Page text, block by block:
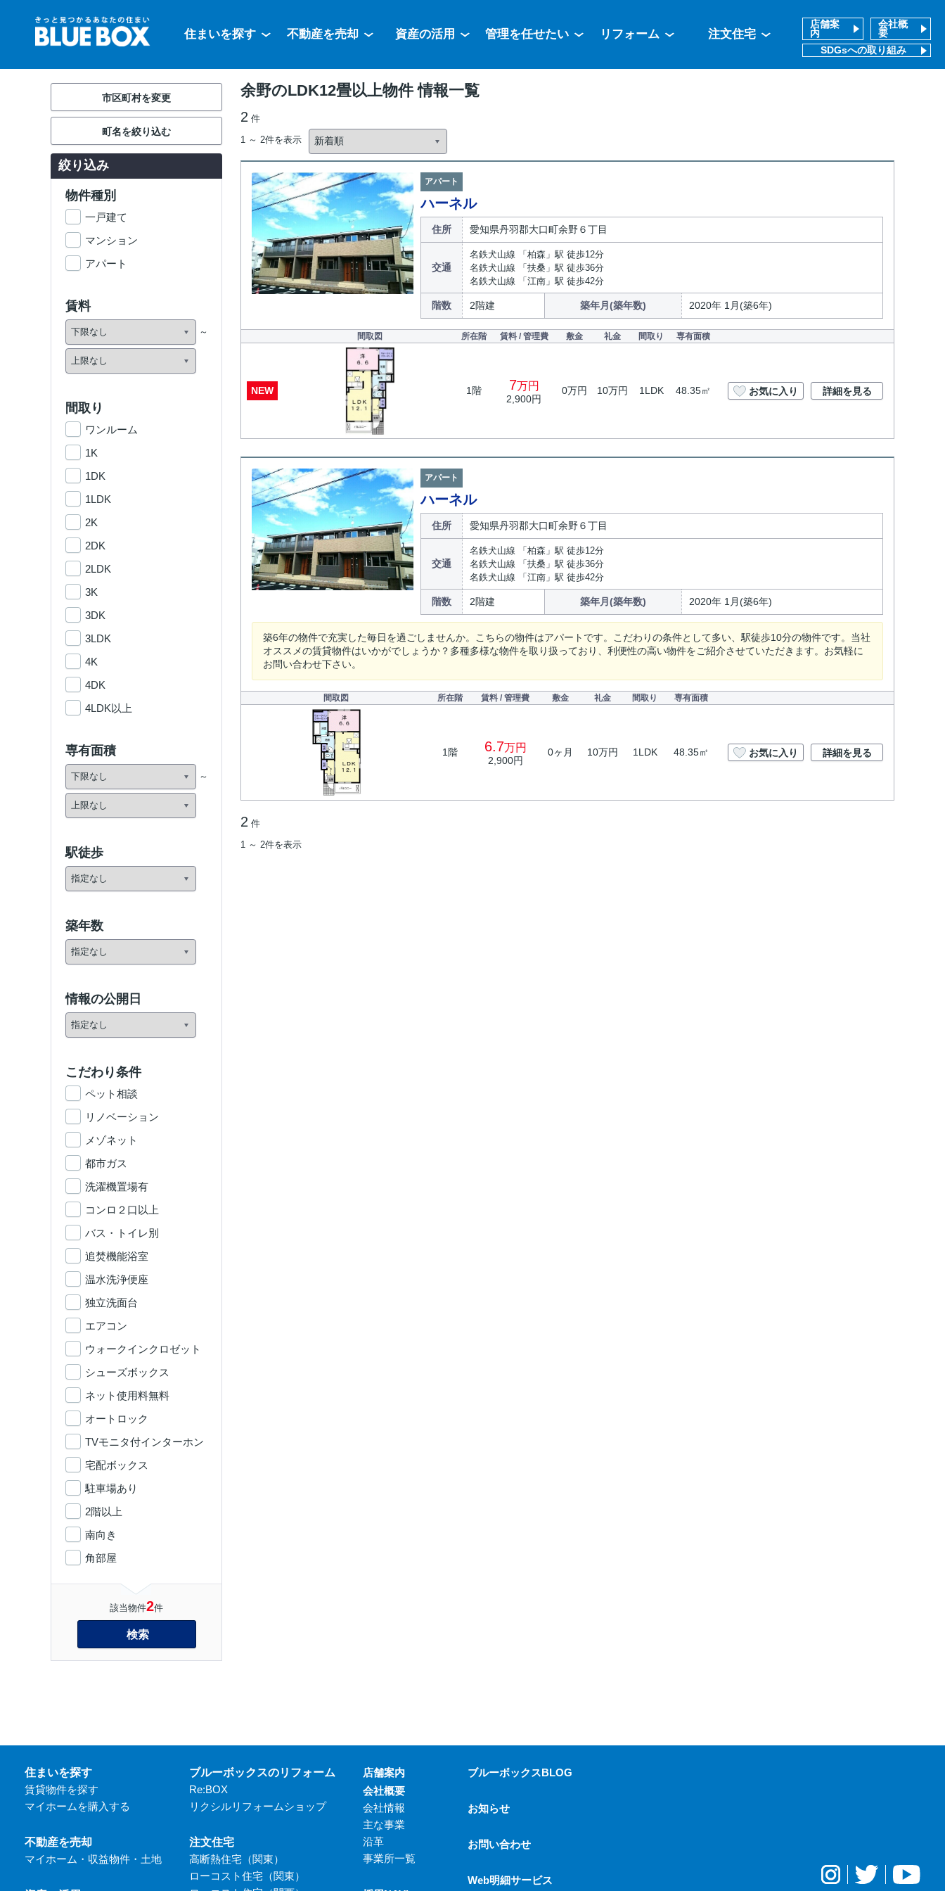
住まいを探す 不動産を売却 資産の活用 管理を任せたい リフォーム 注文住宅
店舗案
内
会社概
要
SDGsへの取り組み
余野のLDK12畳以上物件 情報一覧
2 件
1 ～ 2件を表示
アパート
ハーネル
住所 愛知県丹羽郡大口町余野６丁目
交通
名鉄犬山線 「柏森」駅 徒歩12分
名鉄犬山線 「扶桑」駅 徒歩36分
名鉄犬山線 「江南」駅 徒歩42分
階数 2階建 築年月(築年数) 2020年 1月(築6年)
間取図 所在階 賃料 / 管理費 敷金 礼金 間取り 専有面積
NEW 1階 7万円
2,900円
0万円 10万円 1LDK 48.35㎡ お気に入り 詳細を見る
アパート
ハーネル
住所 愛知県丹羽郡大口町余野６丁目
交通
名鉄犬山線 「柏森」駅 徒歩12分
名鉄犬山線 「扶桑」駅 徒歩36分
名鉄犬山線 「江南」駅 徒歩42分
階数 2階建 築年月(築年数) 2020年 1月(築6年)
築6年の物件で充実した毎日を過ごしませんか。こちらの物件はアパートです。こだわりの条件として多い、駅徒歩10分の物件です。当社
オススメの賃貸物件はいかがでしょうか？多種多様な物件を取り扱っており、利便性の高い物件をご紹介させていただきます。お気軽に
お問い合わせ下さい。
間取図 所在階 賃料 / 管理費 敷金 礼金 間取り 専有面積
1階 6.7万円
2,900円
0ヶ月 10万円 1LDK 48.35㎡ お気に入り 詳細を見る
2 件
1 ～ 2件を表示
市区町村を変更
町名を絞り込む
絞り込み
物件種別
一戸建て
マンション
アパート
賃料
間取り
ワンルーム
1K
1DK
1LDK
2K
2DK
2LDK
3K
3DK
3LDK
4K
4DK
4LDK以上
専有面積
駅徒歩
築年数
情報の公開日
こだわり条件
ペット相談
リノベーション
メゾネット
都市ガス
洗濯機置場有
コンロ２口以上
バス・トイレ別
追焚機能浴室
温水洗浄便座
独立洗面台
エアコン
ウォークインクロゼット
シューズボックス
ネット使用料無料
オートロック
TVモニタ付インターホン
宅配ボックス
駐車場あり
2階以上
南向き
角部屋
該当物件2件
検索
住まいを探す
賃貸物件を探す
マイホームを購入する
不動産を売却
マイホーム・収益物件・土地
ブルーボックスのリフォーム
Re:BOX
リクシルリフォームショップ
注文住宅
高断熱住宅（関東）
ローコスト住宅（関東）
店舗案内
会社概要
会社情報
主な事業
沿革
事業所一覧
ブルーボックスBLOG
お知らせ
お問い合わせ
Web明細サービス